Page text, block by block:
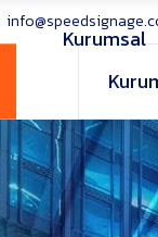
Kurumsal